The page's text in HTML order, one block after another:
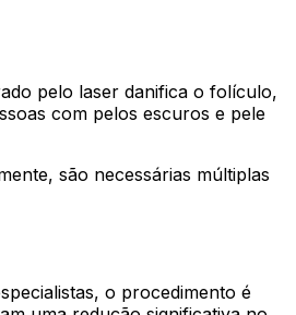
pelo laser danifica o folículo,
com pelos escuros e pele
são necessárias múltiplas
o procedimento é